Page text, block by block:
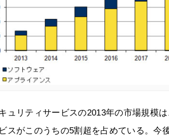
ュリティサービスの2013年の市場規模
スがこのうちの5割超を占めている。今